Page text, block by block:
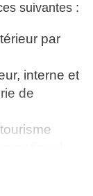
suivantes :
par
interne et
de